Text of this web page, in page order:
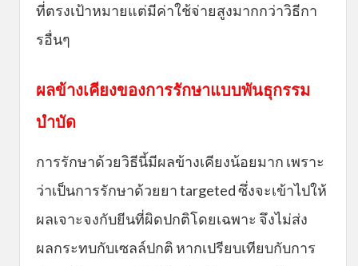
ที่ตรงเป้าหมายแต่มีค่าใช้จ่ายสูงมากกว่าวิธีกา
รอื่นๆ
ผลข้างเคียงของการรักษาแบบพันธุกรรม
บำบัด
การรักษาด้วยวิธีนี้มีผลข้างเคียงน้อยมาก เพราะ
ว่าเป็นการรักษาด้วยยา targeted ซึ่งจะเข้าไปให้
ผลเจาะจงกับยีนที่ผิดปกติโดยเฉพาะ จึงไม่ส่ง
ผลกระทบกับเซลล์ปกติ หากเปรียบเทียบกับการ